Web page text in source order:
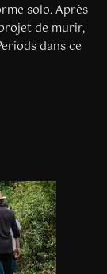
solo. Après
de murir,
dans ce